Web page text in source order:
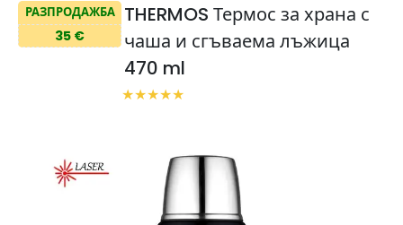
РАЗПРОДАЖБА
35 €
THERMOS Термос за храна с
чаша и сгъваема лъжица
470 ml